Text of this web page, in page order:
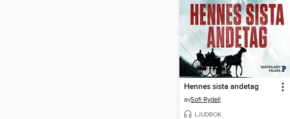
Hennes sista andetag
avSofi Rydell
LJUDBOK